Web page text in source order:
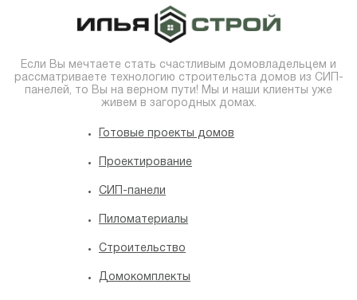
Если Вы мечтаете стать счастливым домовладельцем и
рассматриваете технологию строительста домов из СИП-
панелей, то Вы на верном пути! Мы и наши клиенты уже
живем в загородных домах.
Готовые проекты домов
Проектирование
СИП-панели
Пиломатериалы
Строительство
Домокомплекты